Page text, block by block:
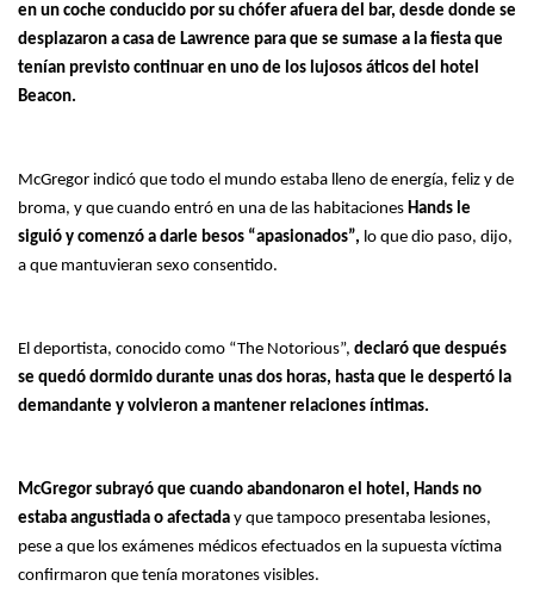
en un coche conducido por su chófer afuera del bar, desde donde se
desplazaron a casa de Lawrence para que se sumase a la fiesta que
tenían previsto continuar en uno de los lujosos áticos del hotel
Beacon.
McGregor indicó que todo el mundo estaba lleno de energía, feliz y de
broma, y que cuando entró en una de las habitaciones Hands le
siguió y comenzó a darle besos “apasionados”, lo que dio paso, dijo,
a que mantuvieran sexo consentido.
El deportista, conocido como “The Notorious”, declaró que después
se quedó dormido durante unas dos horas, hasta que le despertó la
demandante y volvieron a mantener relaciones íntimas.
McGregor subrayó que cuando abandonaron el hotel, Hands no
estaba angustiada o afectada y que tampoco presentaba lesiones,
pese a que los exámenes médicos efectuados en la supuesta víctima
confirmaron que tenía moratones visibles.